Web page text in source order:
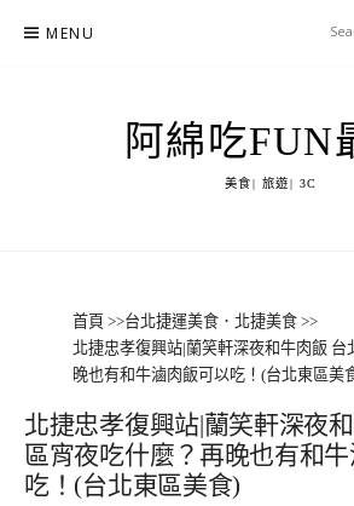
MENU
阿綿吃FUN
美食| 旅遊| 3C
首頁 >>台北捷運美食．北捷美食 >>
北捷忠孝復興站|蘭笑軒深夜和牛肉飯 台
晚也有和牛滷肉飯可以吃！(台北東區美
北捷忠孝復興站|蘭笑軒深夜
區宵夜吃什麼？再晚也有和
吃！(台北東區美食)